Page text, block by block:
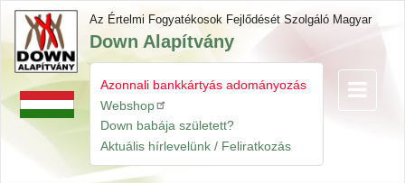
Skip
main
content
Az Értelmi Fogyatékosok Fejlődését Szolgáló Magyar
Down Alapítvány
Gyorslinkek
Azonnali bankkártyás adományozás
Webshop
Down babája született?
Aktuális hírlevelünk / Feliratkozás
Toggle